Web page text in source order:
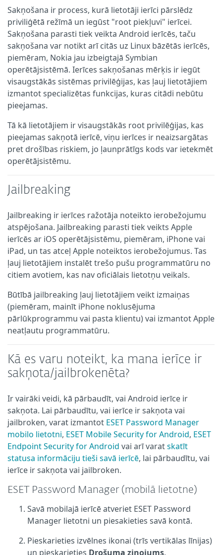
Sakņošana ir process, kurā lietotāji ierīci pārslēdz
priviliģētā režīmā un iegūst "root piekļuvi" ierīcei.
Sakņošana parasti tiek veikta Android ierīcēs, taču
sakņošana var notikt arī citās uz Linux bāzētās ierīcēs,
piemēram, Nokia jau izbeigtajā Symbian
operētājsistēmā. Ierīces sakņošanas mērķis ir iegūt
visaugstākās sistēmas privilēģijas, kas ļauj lietotājiem
izmantot specializētas funkcijas, kuras citādi nebūtu
pieejamas.
Tā kā lietotājiem ir visaugstākās root privilēģijas, kas
pieejamas sakņotā ierīcē, viņu ierīces ir neaizsargātas
pret drošības riskiem, jo ļaunprātīgs kods var ietekmēt
operētājsistēmu.
Jailbreaking
Jailbreaking ir ierīces ražotāja noteikto ierobežojumu
atspējošana. Jailbreaking parasti tiek veikts Apple
ierīcēs ar iOS operētājsistēmu, piemēram, iPhone vai
iPad, un tas atceļ Apple noteiktos ierobežojumus. Tas
ļauj lietotājiem instalēt trešo pušu programmatūru no
citiem avotiem, kas nav oficiālais lietotņu veikals.
Būtībā jailbreaking ļauj lietotājiem veikt izmaiņas
(piemēram, mainīt iPhone noklusējuma
pārlūkprogrammu vai pasta klientu) vai izmantot Apple
neatļautu programmatūru.
Kā es varu noteikt, ka mana ierīce ir
sakņota/jailbrokenēta?
Ir vairāki veidi, kā pārbaudīt, vai Android ierīce ir
sakņota. Lai pārbaudītu, vai ierīce ir sakņota vai
jailbroken, varat izmantot ESET Password Manager
mobilo lietotni, ESET Mobile Security for Android, ESET
Endpoint Security for Android vai arī varatskatīt
statusa informāciju tieši savā ierīcē, lai pārbaudītu, vai
ierīce ir sakņota vai jailbroken.
ESET Password Manager (mobilā lietotne)
Savā mobilajā ierīcē atveriet ESET Password
Manager lietotni un piesakieties savā kontā.
Pieskarieties izvēlnes ikonai (trīs vertikālas līnijas)
un pieskarieties Drošuma ziņojums.